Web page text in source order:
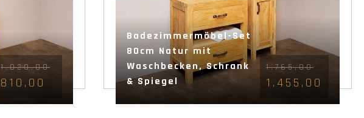
1.020,00
810,00
Badezimmermöbel-Set
80cm Natur mit
Waschbecken, Schrank
& Spiegel
1.765,00
1.455,00